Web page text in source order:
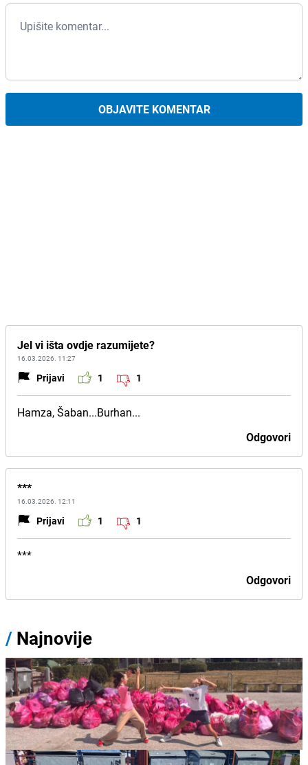
OBJAVITE KOMENTAR
Jel vi išta ovdje razumijete?
16.03.2026. 11:27
Prijavi 1 1
Hamza, Šaban...Burhan...
Odgovori
***
16.03.2026. 12:11
Prijavi 1 1
***
Odgovori
/ Najnovije